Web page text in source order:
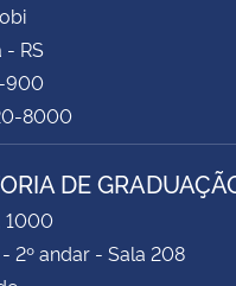
- RS
900
8000
DE
1000
2º andar - Sala 208